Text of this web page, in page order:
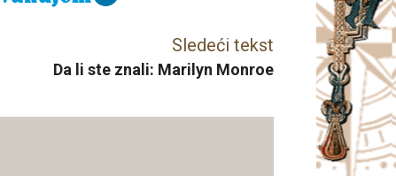
Sledeći tekst
Da li ste znali: Marilyn Monroe